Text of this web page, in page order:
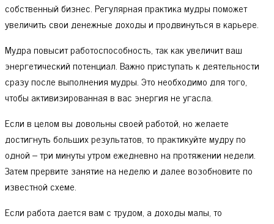
собственный бизнес. Регулярная практика мудры поможет
увеличить свои денежные доходы и продвинуться в карьере.
Мудра повысит работоспособность, так как увеличит ваш
энергетический потенциал. Важно приступать к деятельности
сразу после выполнения мудры. Это необходимо для того,
чтобы активизированная в вас энергия не угасла.
Если в целом вы довольны своей работой, но желаете
достигнуть больших результатов, то практикуйте мудру по
одной – три минуты утром ежедневно на протяжении недели.
Затем прервите занятие на неделю и далее возобновите по
известной схеме.
Если работа дается вам с трудом, а доходы малы, то